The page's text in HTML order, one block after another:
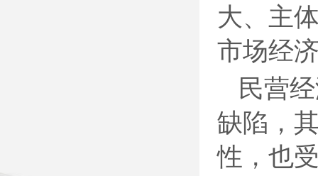
大、主
市场经
民营
缺陷，
性，也